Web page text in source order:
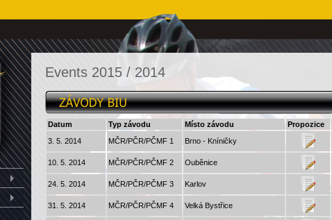
Events 2015 / 2014
Datum Typ závodu Místo závodu Propozice
3. 5. 2014
MČR/PČR/PČMF 1 Brno - Kníničky
10. 5. 2014 MČR/PČR/PČMF 2 Ouběnice
24. 5. 2014 MČR/PČR/PČMF 3 Karlov
31. 5. 2014 MČR/PČR/PČMF 4 Velká Bystřice